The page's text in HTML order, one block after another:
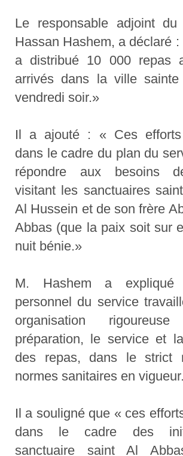
Le responsable adjoint
Hassan Hashem, a déclaré
a distribué 10 000 repas
arrivés dans la ville
vendredi soir.»
Il a ajouté : « Ces efforts
dans le cadre du plan du
répondre aux besoins
visitant les sanctuaires
Al Hussein et de son frère
Abbas (que la paix soit sur
nuit bénie.»
M. Hashem a
personnel du service
organisation
préparation, le service et
des repas, dans le strict
normes sanitaires en
Il a souligné que « ces
dans le cadre des
sanctuaire saint Al